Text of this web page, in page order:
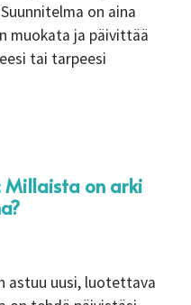
on aina
muokata ja päivittää
tai tarpeesi
Millaista on arki
astuu uusi, luotettava